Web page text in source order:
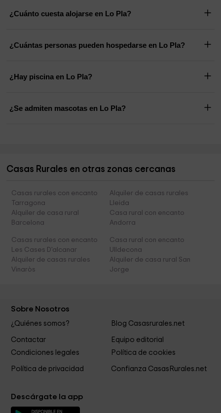
¿Cuánto cuesta alojarse en Lo Pla?
¿Cuántas personas pueden hospedarse en Lo Pla?
¿Hay piscina en Lo Pla?
¿Se admiten mascotas en Lo Pla?
Casas Rurales en otras zonas cercanas
Casas rurales con encanto
Tarragona
Alquiler de casas rurales
Lleida
Alquiler de casa rural
Barcelona
Casa rural con encanto
Andorra
Casas rurales con encanto
Les Cases D'alcanar
Casa rural con encanto
Ulldecona
Alquiler de casas rurales
Vinaròs
Alquiler de casa rural San
Jorge
Sobre Nosotros
¿Quiénes somos? Blog Casasrurales.net
Contactar
Equipo editorial
Condiciones legales
Política de cookies
Política de privacidad Confianza CasasRurales.net
Descárgate la app